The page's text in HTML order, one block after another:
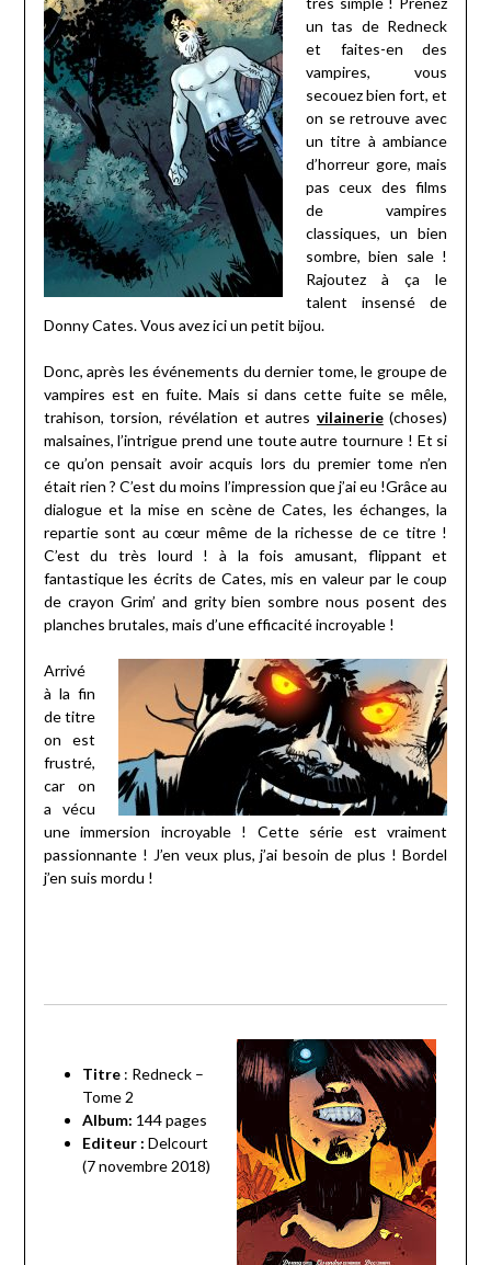
un tas de Redneck
et faites-en des
vampires, vous
secouez bien fort, et
on se retrouve avec
un titre à ambiance
d’horreur gore, mais
pas ceux des films
de vampires
classiques, un bien
sombre, bien sale !
Rajoutez à ça le
talent insensé de
Donny Cates. Vous avez ici un petit bijou.
Donc, après les événements du dernier tome, le groupe de
vampires est en fuite. Mais si dans cette fuite se mêle,
trahison, torsion, révélation et autres vilainerie(choses)
malsaines, l’intrigue prend une toute autre tournure ! Et si
ce qu’on pensait avoir acquis lors du premier tome n’en
était rien ? C’est du moins l’impression que j’ai eu !Grâce au
dialogue et la mise en scène de Cates, les échanges, la
repartie sont au cœur même de la richesse de ce titre !
C’est du très lourd ! à la fois amusant, flippant et
fantastique les écrits de Cates, mis en valeur par le coup
de crayon Grim’ and grity bien sombre nous posent des
planches brutales, mais d’une efficacité incroyable !
Arrivé
à la fin
de titre
on est
frustré,
car on
a vécu
une immersion incroyable ! Cette série est vraiment
passionnante ! J’en veux plus, j’ai besoin de plus ! Bordel
j’en suis mordu !
Titre: Redneck –
Tome 2
Album: 144 pages
Editeur : Delcourt
(7 novembre 2018)